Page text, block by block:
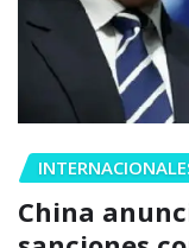
China